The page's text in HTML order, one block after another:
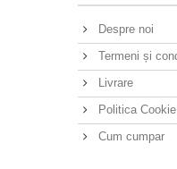
Despre noi
Termeni și
Livrare
Politica Cookie
Cum cumpar